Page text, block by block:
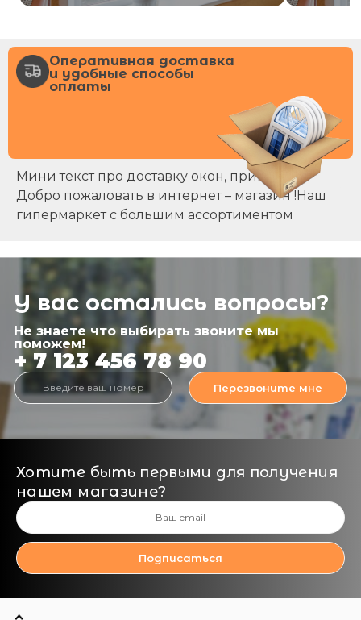
Оперативная доставка
и удобные способы
оплаты
Мини текст про доставку окон, примерно
Добро пожаловать в интернет – магазин !Наш
гипермаркет с большим ассортиментом
У вас остались вопросы?
Не знаете что выбирать звоните мы
поможем!
+ 7 123 456 78 90
Перезвоните мне
Хотите быть первыми для получения
нашем магазине?
Подписаться